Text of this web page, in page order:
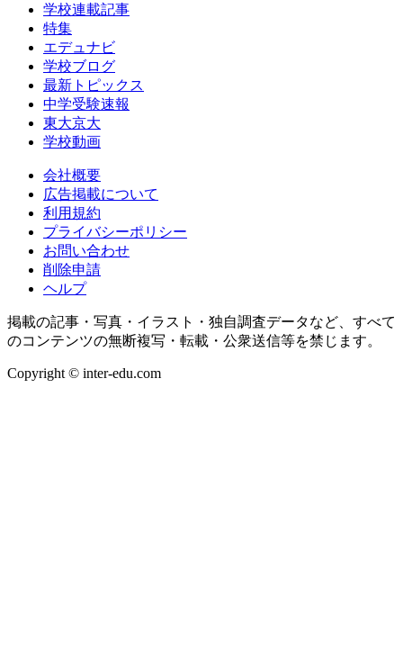
学校連載記事
特集
エデュナビ
学校ブログ
最新トピックス
中学受験速報
東大京大
学校動画
会社概要
広告掲載について
利用規約
プライバシーポリシー
お問い合わせ
削除申請
ヘルプ
掲載の記事・写真・イラスト・独自調査データなど、すべて
のコンテンツの無断複写・転載・公衆送信等を禁じます。
Copyright © inter-edu.com